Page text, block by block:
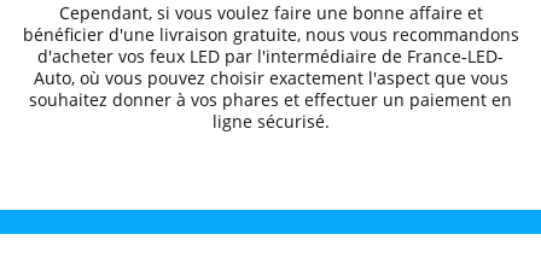
Cependant, si vous voulez faire une bonne affaire et
bénéficier d'une livraison gratuite, nous vous recommandons
d'acheter vos feux LED par l'intermédiaire de France-LED-
Auto, où vous pouvez choisir exactement l'aspect que vous
souhaitez donner à vos phares et effectuer un paiement en
ligne sécurisé.